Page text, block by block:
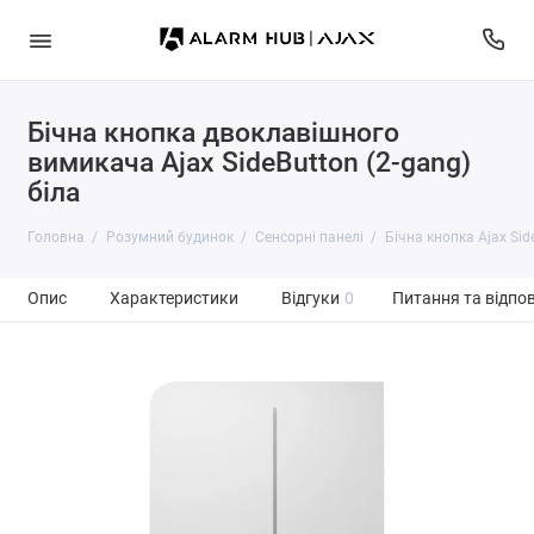
Бічна кнопка двоклавішного
вимикача Ajax SideButton (2-gang)
біла
Головна Розумний будинок Сенсорні панелі Бічна кнопка Ajax
Опис Характеристики Відгуки 0 Питання та